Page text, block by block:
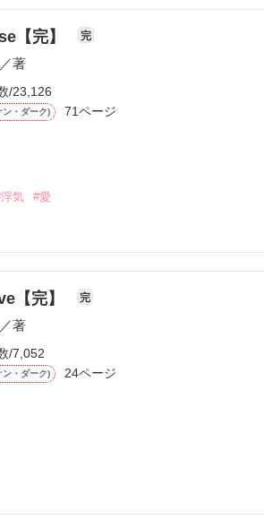
【完】 完
／著
/23,126
ン・ダーク) 71ページ
気 #愛
ていた
【完】 完
／著
/7,052
ン・ダーク) 24ページ